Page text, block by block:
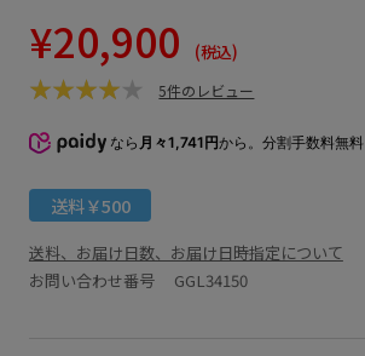
¥20,900 (税込)
5件のレビュー
なら 月々1,741円から。分割手数料無料
送料￥500
送料、お届け日数、お届け日時指定について
お問い合わせ番号 GGL34150